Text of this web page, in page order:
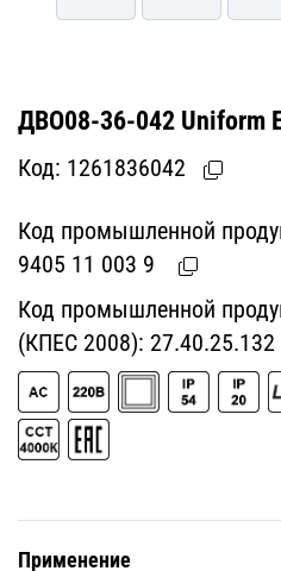
ДВО08-36-042 Uniform
Код: 1261836042
Код промышленной
9405 11 003 9
Код промышленной
(КПЕС 2008): 27.40.25.132
Применение